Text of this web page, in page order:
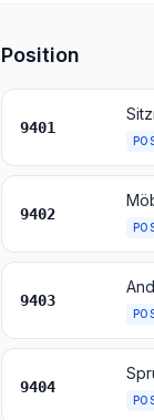
Position
9401
9402
9403
9404